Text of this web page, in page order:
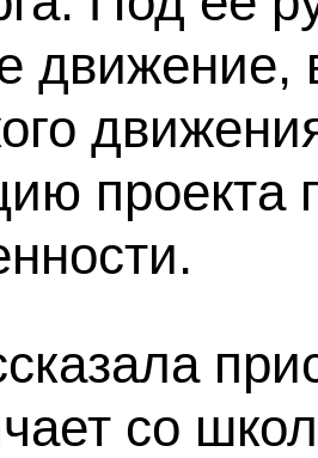
движение,
проекта
со